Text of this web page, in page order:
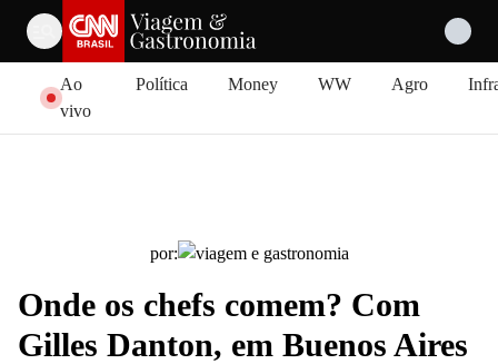
Ao
vivo
Política Money WW Agro
por:
Onde os chefs comem? Com
Gilles Danton, em Buenos Aires